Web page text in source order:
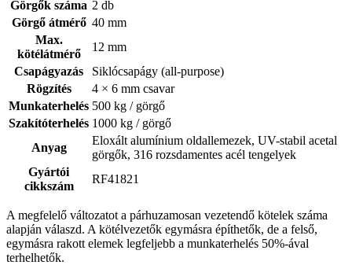
Görgők száma 2 db
Görgő átmérő 40 mm
Max.
kötélátmérő
12 mm
Csapágyazás
Siklócsapágy (all-purpose)
Rögzítés
4 × 6 mm csavar
Munkaterhelés 500 kg / görgő
Szakítóterhelés 1000 kg / görgő
Anyag
Eloxált alumínium oldallemezek, UV-stabil acetal
görgők, 316 rozsdamentes acél tengelyek
Gyártói
cikkszám
RF41821
A megfelelő változatot a párhuzamosan vezetendő kötelek száma
alapján válaszd. A kötélvezetők egymásra építhetők, de a felső,
egymásra rakott elemek legfeljebb a munkaterhelés 50%-ával
terhelhetők.